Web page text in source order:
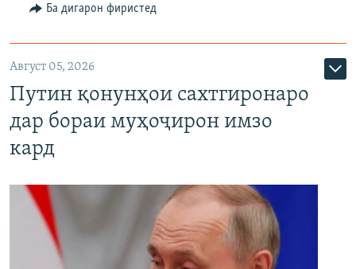
Ба дигарон фиристед
Август 05, 2026
Путин қонунҳои сахтгиронаро
дар бораи муҳоҷирон имзо
кард